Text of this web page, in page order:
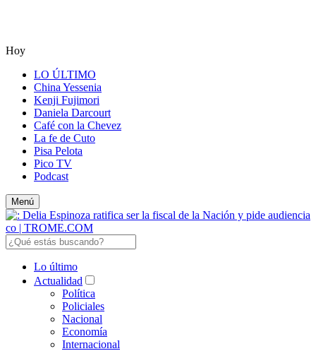
Hoy
LO ÚLTIMO
China Yessenia
Kenji Fujimori
Daniela Darcourt
Café con la Chevez
La fe de Cuto
Pisa Pelota
Pico TV
Podcast
Menú
Lo último
Actualidad
Política
Policiales
Nacional
Economía
Internacional